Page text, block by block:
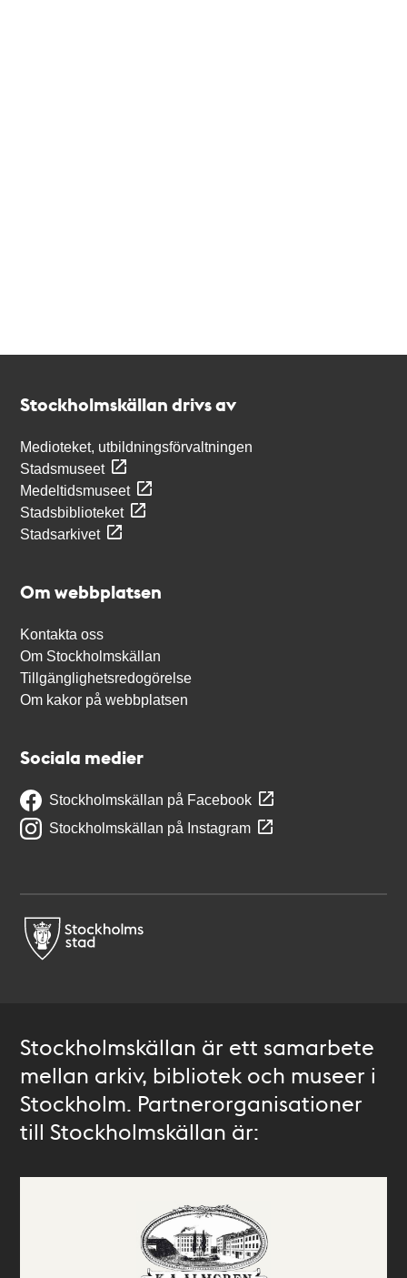
Stockholmskällan drivs av
Medioteket, utbildningsförvaltningen
Stadsmuseet
Medeltidsmuseet
Stadsbiblioteket
Stadsarkivet
Om webbplatsen
Kontakta oss
Om Stockholmskällan
Tillgänglighetsredogörelse
Om kakor på webbplatsen
Sociala medier
Stockholmskällan på Facebook
Stockholmskällan på Instagram
Stockholmskällan är ett samarbete
mellan arkiv, bibliotek och museer i
Stockholm. Partnerorganisationer
till Stockholmskällan är: